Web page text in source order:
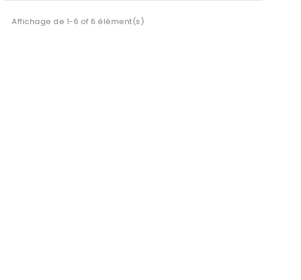
Affichage de 1-6 of 6 élément(s)